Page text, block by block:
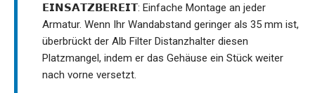
𝗘𝗜𝗡𝗦𝗔𝗧𝗭𝗕𝗘𝗥𝗘𝗜𝗧: Einfache Montage an jeder
Armatur. Wenn Ihr Wandabstand geringer als 35 mm ist,
überbrückt der Alb Filter Distanzhalter diesen
Platzmangel, indem er das Gehäuse ein Stück weiter
nach vorne versetzt.